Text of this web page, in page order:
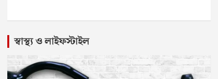
স্বাস্থ্য ও লাইফস্টাইল